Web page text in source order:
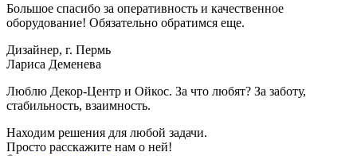
Большое спасибо за оперативность и качественное
оборудование! Обязательно обратимся еще.
Дизайнер, г. Пермь
Лариса Деменева
Люблю Декор-Центр и Ойкос. За что любят? За заботу,
стабильность, взаимность.
Находим решения для любой задачи.
Просто расскажите нам о ней!